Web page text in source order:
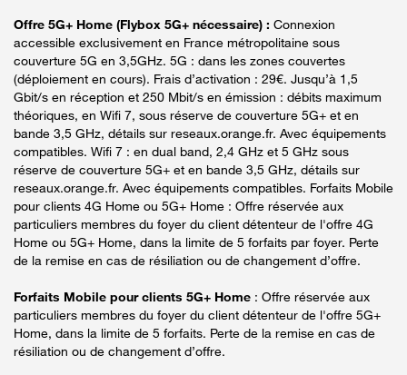
Offre 5G+ Home (Flybox 5G+ nécessaire) : Connexion
accessible exclusivement en France métropolitaine sous
couverture 5G en 3,5GHz. 5G : dans les zones couvertes
(déploiement en cours). Frais d’activation : 29€. Jusqu’à 1,5
Gbit/s en réception et 250 Mbit/s en émission : débits maximum
théoriques, en Wifi 7, sous réserve de couverture 5G+ et en
bande 3,5 GHz, détails sur reseaux.orange.fr. Avec équipements
compatibles. Wifi 7 : en dual band, 2,4 GHz et 5 GHz sous
réserve de couverture 5G+ et en bande 3,5 GHz, détails sur
reseaux.orange.fr. Avec équipements compatibles. Forfaits Mobile
pour clients 4G Home ou 5G+ Home : Offre réservée aux
particuliers membres du foyer du client détenteur de l'offre 4G
Home ou 5G+ Home, dans la limite de 5 forfaits par foyer. Perte
de la remise en cas de résiliation ou de changement d’offre.
Forfaits Mobile pour clients 5G+ Home : Offre réservée aux
particuliers membres du foyer du client détenteur de l'offre 5G+
Home, dans la limite de 5 forfaits. Perte de la remise en cas de
résiliation ou de changement d’offre.